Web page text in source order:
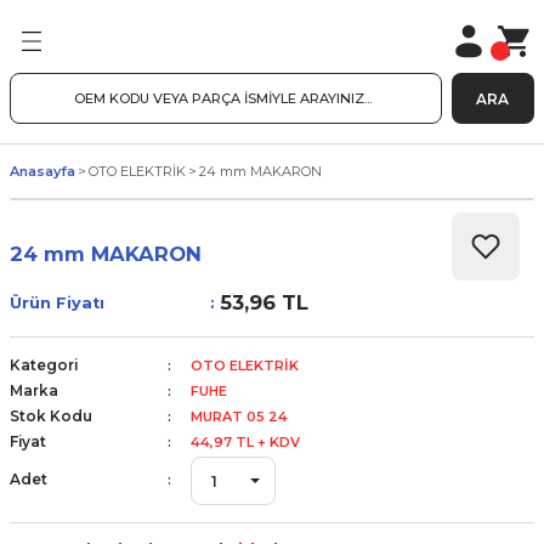
ARA
Anasayfa OTO ELEKTRİK 24 mm MAKARON
24 mm MAKARON
Ürün Fiyatı 53,96 TL
Kategori OTO ELEKTRİK
Marka FUHE
Stok Kodu MURAT 05 24
Fiyat 44,97 TL + KDV
Adet